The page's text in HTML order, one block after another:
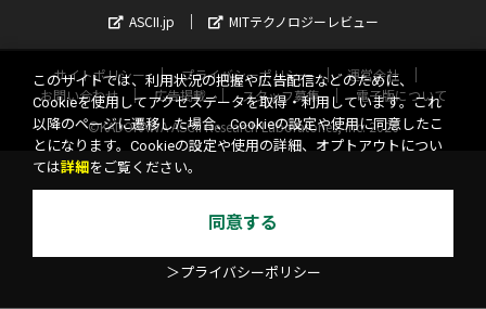
ASCII.jp
MITテクノロジーレビュー
サイトポリシー プライバシーポリシー
運営会社
お問い合わせ
広告掲載 スタッフ募集
電子版について
©KADOKAWA ASCII Research Laboratories, Inc. 2026
このサイトでは、利用状況の把握や広告配信などのために、
Cookieを使用してアクセスデータを取得・利用しています。これ
以降のページに遷移した場合、Cookieの設定や使用に同意したこ
とになります。Cookieの設定や使用の詳細、オプトアウトについ
ては詳細 をご覧ください。
同意する
＞プライバシーポリシー